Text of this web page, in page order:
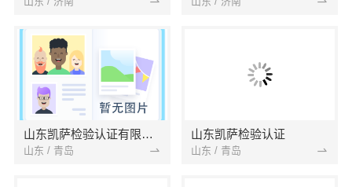
山东凯萨检验认证有限公司
山东 / 青岛
山东凯萨检验认证
山东 / 青岛